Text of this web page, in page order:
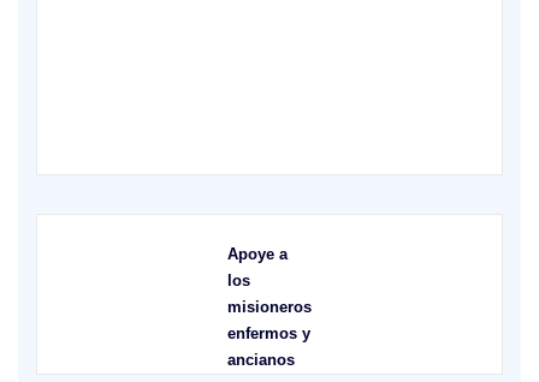
Apoye a
los
misioneros
enfermos y
ancianos